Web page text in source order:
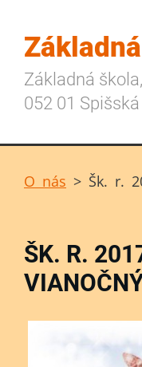
Základná
052 01
O nás > Šk. r.
ŠK. R.